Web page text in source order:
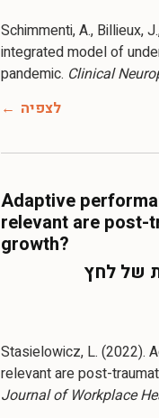
Schimmenti, A., Billieux,
integrated model of
pandemic. Clinical
לצפיה
Adaptive
relevant are post-
growth?
של לחץ
Stasielowicz, L. (2022).
relevant are post-
Journal of Workplace